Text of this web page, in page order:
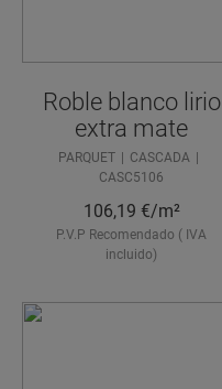
Roble blanco lirio
extra mate
PARQUET
CASCADA
CASC5106
106,19 €/m²
P.V.P Recomendado ( IVA
incluido)